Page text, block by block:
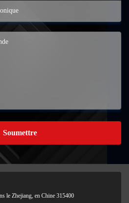
Soumettre
le Zhejiang, en Chine 315400